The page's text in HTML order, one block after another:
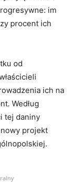
im
procent ich
od
ich na
Według
tej daniny
nowy projekt